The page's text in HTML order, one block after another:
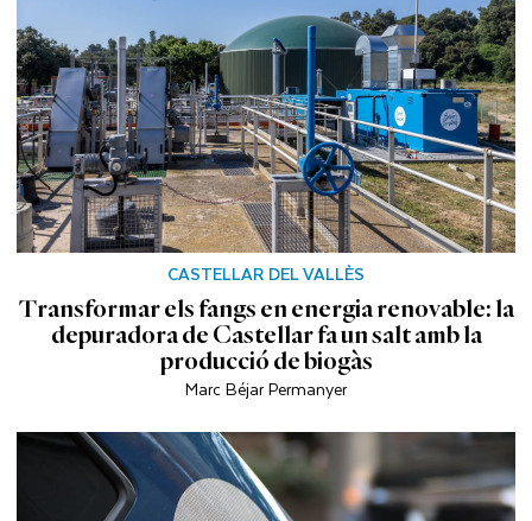
CASTELLAR DEL VALLÈS
Transformar els fangs en energia renovable: la
depuradora de Castellar fa un salt amb la
producció de biogàs
Marc Béjar Permanyer